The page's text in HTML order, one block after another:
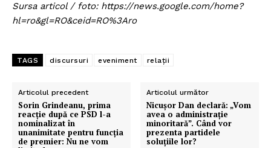
Sursa articol / foto: https://news.google.com/home?
hl=ro&gl=RO&ceid=RO%3Aro
TAGS discursuri eveniment relații
Articolul precedent
Sorin Grindeanu, prima
reacție după ce PSD l-a
nominalizat în
unanimitate pentru funcția
de premier: Nu ne vom
Articolul următor
Nicușor Dan declară: „Vom
avea o administrație
minoritară”. Când vor
prezenta partidele
soluțiile lor?